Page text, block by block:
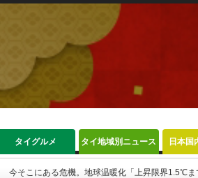
タイグルメ タイ地域別ニュース 日本国
今そこにある危機。地球温暖化「上昇限界1.5℃ま